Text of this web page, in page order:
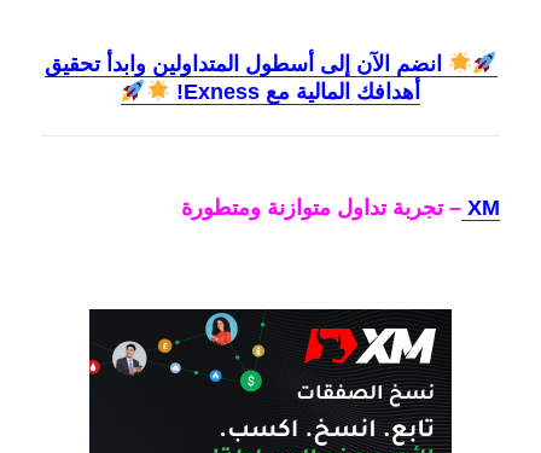
انضم الآن إلى أسطول المتداولين وابدأ تحقيق
أهدافك المالية مع Exness!
XM – تجربة تداول متوازنة ومتطورة